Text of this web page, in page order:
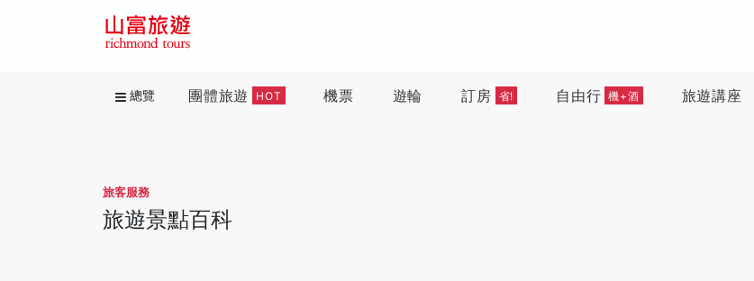
總覽 團體旅遊 HOT 機票 遊輪 訂房 省! 自由行 機+酒 旅遊講座
旅客服務
旅遊景點百科